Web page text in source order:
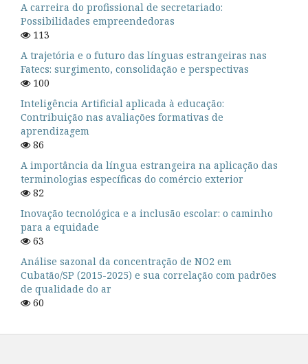
A carreira do profissional de secretariado:
Possibilidades empreendedoras
113
A trajetória e o futuro das línguas estrangeiras nas
Fatecs: surgimento, consolidação e perspectivas
100
Inteligência Artificial aplicada à educação:
Contribuição nas avaliações formativas de
aprendizagem
86
A importância da língua estrangeira na aplicação das
terminologias específicas do comércio exterior
82
Inovação tecnológica e a inclusão escolar: o caminho
para a equidade
63
Análise sazonal da concentração de NO2 em
Cubatão/SP (2015-2025) e sua correlação com padrões
de qualidade do ar
60